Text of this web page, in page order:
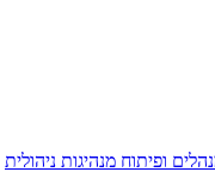
ופיתוח מנהיגות ניהולית